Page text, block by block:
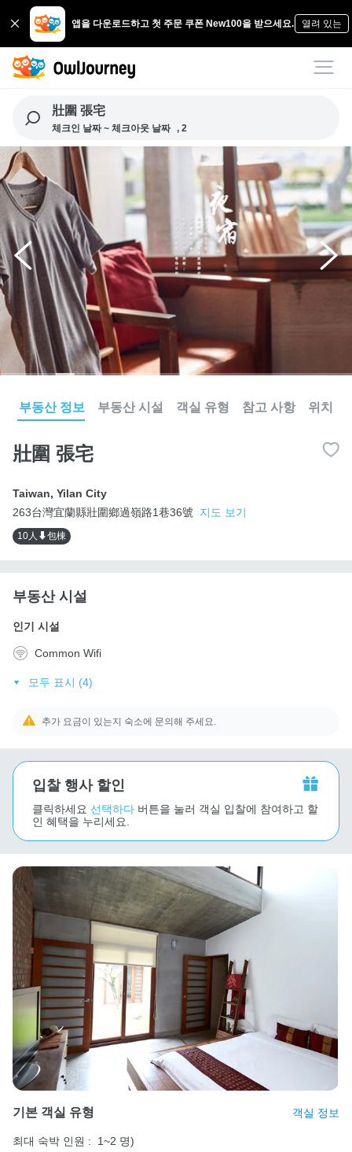
앱을 다운로드하고 첫 주문 쿠폰 New100을 받으세요. 열려 있는
壯圍 張宅
체크인 날짜 ~ 체크아웃 날짜 , 2
부동산 정보 부동산 시설 객실 유형 참고 사항 위치
壯圍 張宅
Taiwan, Yilan City
263台灣宜蘭縣壯圍鄉過嶺路1巷36號
지도 보기
10人⬇包棟
부동산 시설
인기 시설
Common Wifi
모두 표시 (4)
추가 요금이 있는지 숙소에 문의해 주세요.
입찰 행사 할인
클릭하세요 선택하다 버튼을 눌러 객실 입찰에 참여하고 할
인 혜택을 누리세요.
기본 객실 유형 객실 정보
최대 숙박 인원 :
1~2 명)